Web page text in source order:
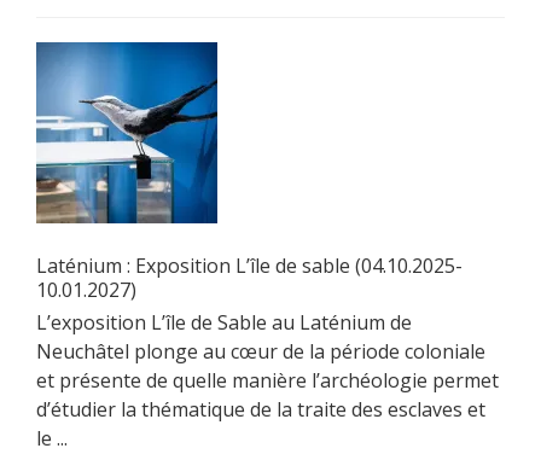
Laténium : Exposition L’île de sable (04.10.2025-
10.01.2027)
L’exposition L’île de Sable au Laténium de
Neuchâtel plonge au cœur de la période coloniale
et présente de quelle manière l’archéologie permet
d’étudier la thématique de la traite des esclaves et
le ...